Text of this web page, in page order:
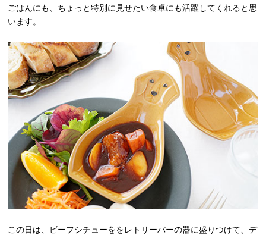
ごはんにも、ちょっと特別に見せたい食卓にも活躍してくれると思
います。
この日は、ビーフシチューををレトリーバーの器に盛りつけて、デ